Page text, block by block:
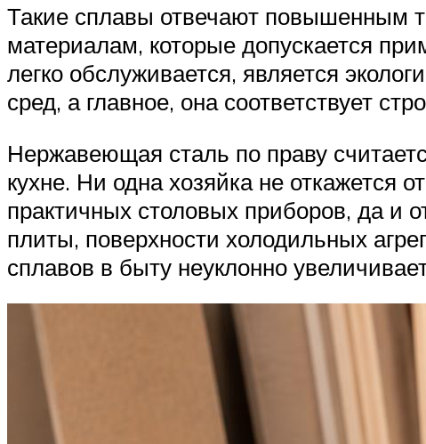
Такие сплавы отвечают повышенным
материалам, которые допускается
легко обслуживается, является
сред, а главное, она соответствует
Нержавеющая сталь по праву
кухне. Ни одна хозяйка не откажется
практичных столовых приборов, да и
плиты, поверхности холодильных
сплавов в быту неуклонно